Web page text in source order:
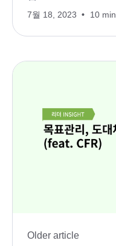
7월 18, 2023 10
Older article